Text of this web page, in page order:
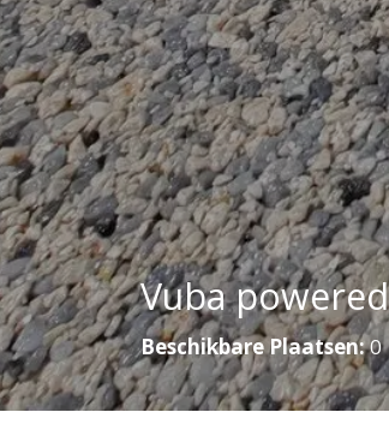
Vuba
Beschikbare Plaatsen:0